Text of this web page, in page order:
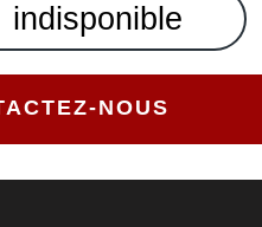
indisponible
NOUS